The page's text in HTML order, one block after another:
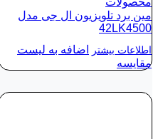
مین برد تلویزیون ال جی مدل
42LK4500
اطلاعات بیشتر
اضافه به لیست
مقایسه